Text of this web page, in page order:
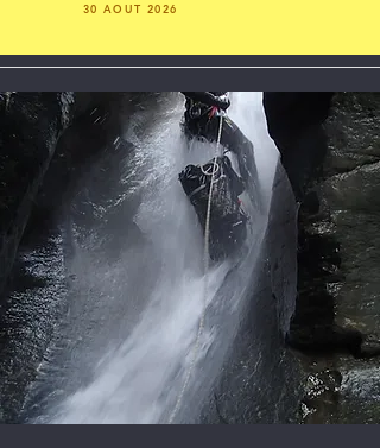
30 AOUT 2026